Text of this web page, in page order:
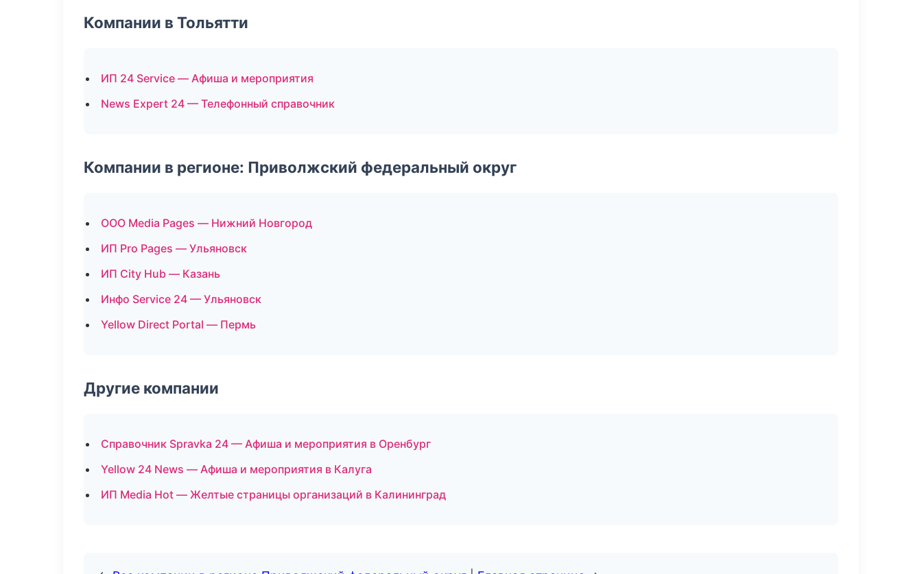
Компании в Тольятти
ИП 24 Service — Афиша и мероприятия
News Expert 24 — Телефонный справочник
Компании в регионе: Приволжский федеральный округ
ООО Media Pages — Нижний Новгород
ИП Pro Pages — Ульяновск
ИП City Hub — Казань
Инфо Service 24 — Ульяновск
Yellow Direct Portal — Пермь
Другие компании
Справочник Spravka 24 — Афиша и мероприятия в Оренбург
Yellow 24 News — Афиша и мероприятия в Калуга
ИП Media Hot — Желтые страницы организаций в Калининград